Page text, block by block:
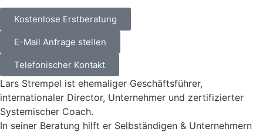
Kostenlose Erstberatung
E-Mail Anfrage stellen
Telefonischer Kontakt
Lars Strempel ist ehemaliger Geschäftsführer,
internationaler Director, Unternehmer und zertifizierter
Systemischer Coach.
In seiner Beratung hilft er Selbständigen & Unternehmern